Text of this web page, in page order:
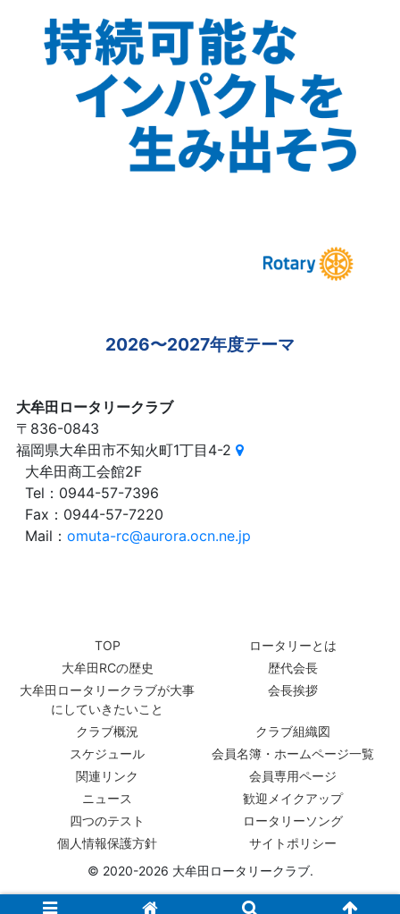
2026〜2027年度テーマ
大牟田ロータリークラブ
〒836-0843
福岡県大牟田市不知火町1丁目4-2
大牟田商工会館2F
Tel：0944-57-7396
Fax：0944-57-7220
Mail：omuta-rc@aurora.ocn.ne.jp
TOP
ロータリーとは
大牟田RCの歴史
歴代会長
大牟田ロータリークラブが大事
にしていきたいこと
会長挨拶
クラブ概況
クラブ組織図
スケジュール
会員名簿・ホームページ一覧
関連リンク
会員専用ページ
ニュース
歓迎メイクアップ
四つのテスト
ロータリーソング
個人情報保護方針
サイトポリシー
© 2020-2026 大牟田ロータリークラブ.